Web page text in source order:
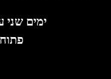
ימים שני עד